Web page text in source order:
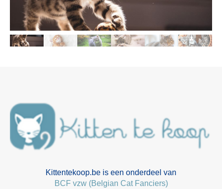
Kittentekoop.be is een onderdeel van
BCF vzw (Belgian Cat Fanciers)